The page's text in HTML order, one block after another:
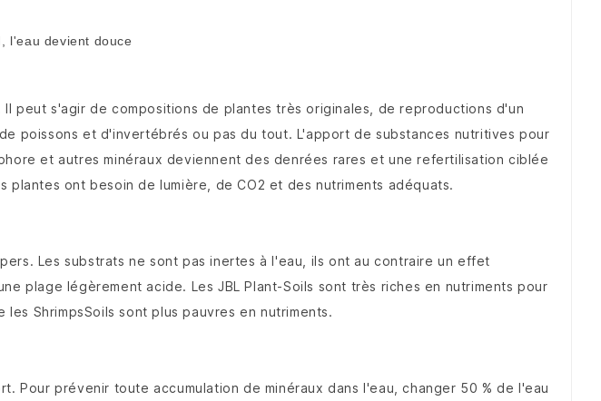
l'eau devient douce
peut s'agir de compositions de plantes très originales, de reproductions d'un
poissons et d'invertébrés ou pas du tout. L'apport de substances nutritives pour
et autres minéraux deviennent des denrées rares et une refertilisation ciblée
ont besoin de lumière, de CO2 et des nutriments adéquats.
Les substrats ne sont pas inertes à l'eau, ils ont au contraire un effet
plage légèrement acide. Les JBL Plant-Soils sont très riches en nutriments pour
ShrimpsSoils sont plus pauvres en nutriments.
Pour prévenir toute accumulation de minéraux dans l'eau, changer 50 % de l'eau